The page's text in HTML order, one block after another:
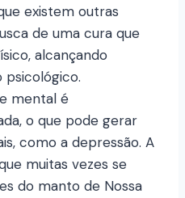
existem outras
de uma cura que
alcançando
mental é
o que pode gerar
como a depressão. A
muitas vezes se
do manto de Nossa